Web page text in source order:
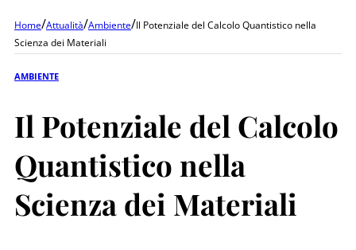
Home/Attualità/Ambiente/Il Potenziale del Calcolo Quantistico nella
Scienza dei Materiali
AMBIENTE
Il Potenziale del Calcolo
Quantistico nella
Scienza dei Materiali